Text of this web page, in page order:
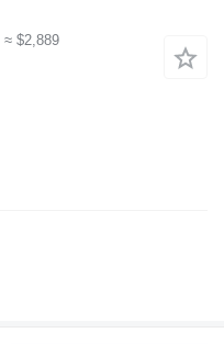
≈ $2,889